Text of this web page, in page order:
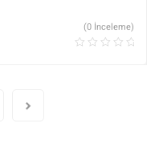
(0 İnceleme)